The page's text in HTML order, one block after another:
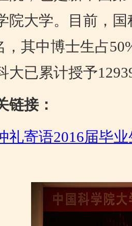
院大学。目前，
，其中博士生占
大已累计授予
链接：
礼寄语2016届毕